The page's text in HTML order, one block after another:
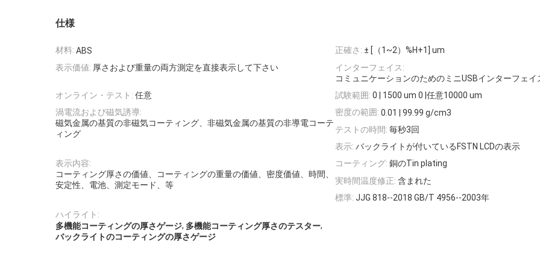
仕様
材料: ABS 正確さ: ± [（1~2）%H+1] um
表示価値: 厚さおよび重量の両方測定を直接表示して下さい
インターフェイス:
コミュニケーションのためのミニUSBインターフェイ
オンライン・テスト: 任意 試験範囲: 0 | 1500 um 0 |任意10000 um
渦電流および磁気誘導:
磁気金属の基質の非磁気コーティング、非磁気金属の基質の非導電コーテ
ィング
密度の範囲: 0.01 | 99.99 g/cm3
テストの時間: 毎秒3回
表示: バックライトが付いているFSTN LCDの表示
表示内容:
コーティング厚さの価値、コーティングの重量の価値、密度価値、時間、
安定性、電池、測定モード、等
コーティング: 銅のTin plating
実時間温度修正: 含まれた
標準: JJG 818--2018 GB/T 4956--2003年
ハイライト:
多機能コーティングの厚さゲージ, 多機能コーティング厚さのテスター,
バックライトのコーティングの厚さゲージ